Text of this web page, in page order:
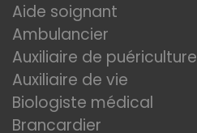
Aide soignant
Ambulancier
Auxiliaire de puériculture
Auxiliaire de vie
Biologiste médical
Brancardier